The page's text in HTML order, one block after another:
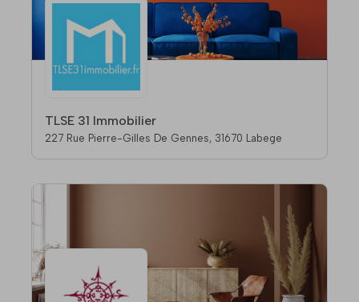
TLSE 31 Immobilier
227 Rue Pierre-Gilles De Gennes, 31670 Labege